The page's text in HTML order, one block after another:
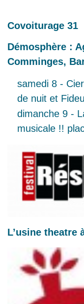
Covoiturage 31
Démosphère :
Comminges,
samedi 8 -
de nuit et
dimanche 9 -
musicale !!
L’usine theatre